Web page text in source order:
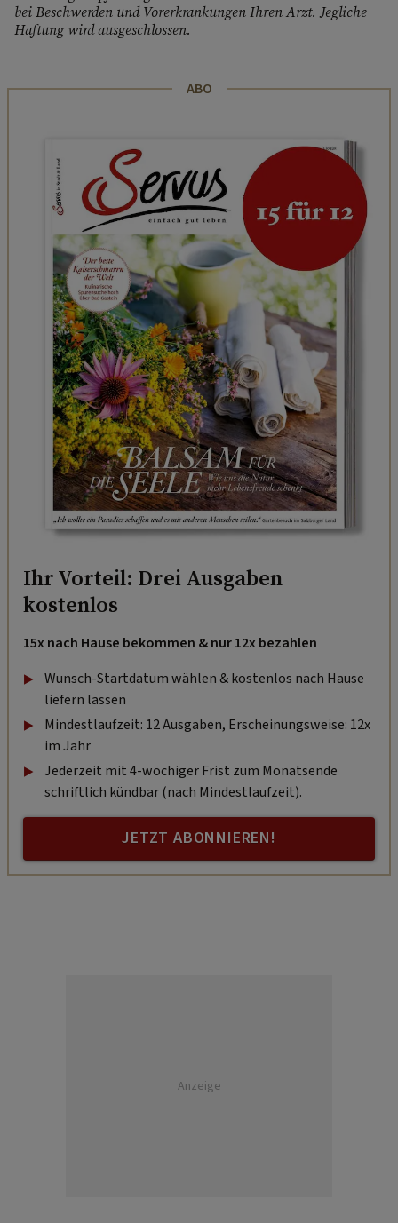
bei Beschwerden und Vorerkrankungen Ihren Arzt. Jegliche
Haftung wird ausgeschlossen.
ABO
Ihr Vorteil: Drei Ausgaben
kostenlos
15x nach Hause bekommen & nur 12x bezahlen
Wunsch-Startdatum wählen & kostenlos nach Hause
liefern lassen
Mindestlaufzeit: 12 Ausgaben, Erscheinungsweise: 12x
im Jahr
Jederzeit mit 4-wöchiger Frist zum Monatsende
schriftlich kündbar (nach Mindestlaufzeit).
JETZT ABONNIEREN!
Anzeige